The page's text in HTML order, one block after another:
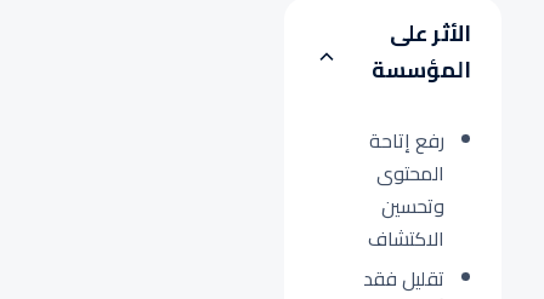
الأثر على
المؤسسة
رفع إتاحة
المحتوى
وتحسين
الاكتشاف
تقليل فقد